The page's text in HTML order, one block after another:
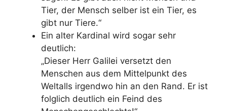
Tier, der Mensch selber ist ein Tier, es
gibt nur Tiere.“
Ein alter Kardinal wird sogar sehr
deutlich:
„Dieser Herr Galilei versetzt den
Menschen aus dem Mittelpunkt des
Weltalls irgendwo hin an den Rand. Er ist
folglich deutlich ein Feind des